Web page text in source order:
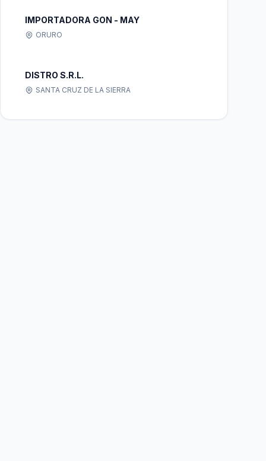
IMPORTADORA GON - MAY
ORURO
DISTRO S.R.L.
SANTA CRUZ DE LA SIERRA